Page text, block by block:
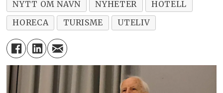
NYTT OM NAVN
NYHETER
HOTELL
HORECA
TURISME UTELIV